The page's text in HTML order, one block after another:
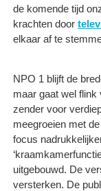
de komende tijd
krachten door
elkaar af te
NPO 1 blijft de
maar gaat wel
zender voor
meegroeien met
focus
uitgebouwd. De
versterken. De